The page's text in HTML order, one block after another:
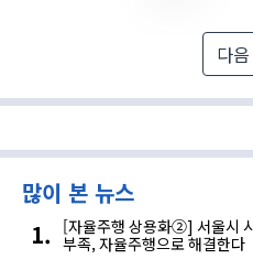
중
벌
무
방
다음
많이 본 뉴스
[자율주행 상용화②] 서울시
부족, 자율주행으로 해결한다